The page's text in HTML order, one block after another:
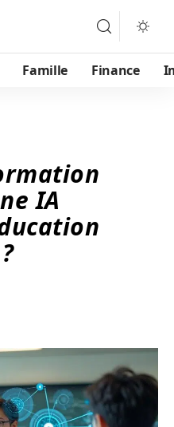
Famille Finance
IA